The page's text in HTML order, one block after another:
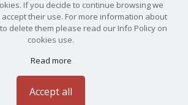
If you decide to continue browsing we
their use. For more information about
delete them please read our Info Policy on
cookies use.
Read more
Accept all